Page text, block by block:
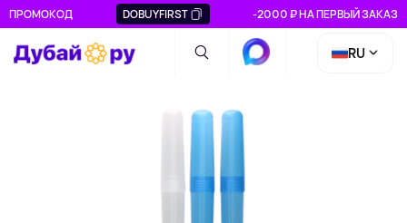
ПРОМОКОД DOBUYFIRST -2000 ₽ НА ПЕРВЫЙ ЗАКАЗ
RU